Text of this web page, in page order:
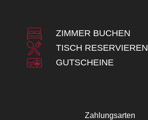
ZIMMER BUCHEN
TISCH RESERVIEREN
GUTSCHEINE
Zahlungsarten